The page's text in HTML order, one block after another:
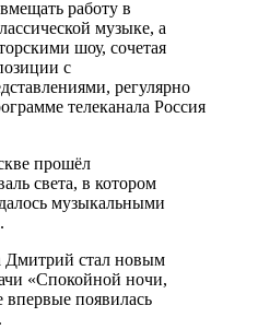
работу в
музыке, а
шоу, сочетая
с
регулярно
телеканала Россия
прошёл
света, в котором
музыкальными
Дмитрий стал новым
«Спокойной ночи,
появилась